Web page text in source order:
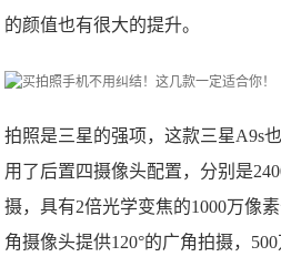
的颜值也有很大的提升。
拍照是三星的强项，这款三星A9s
用了后置四摄像头配置，分别是
摄，具有2倍光学变焦的1000万像
角摄像头提供120°的广角拍摄，